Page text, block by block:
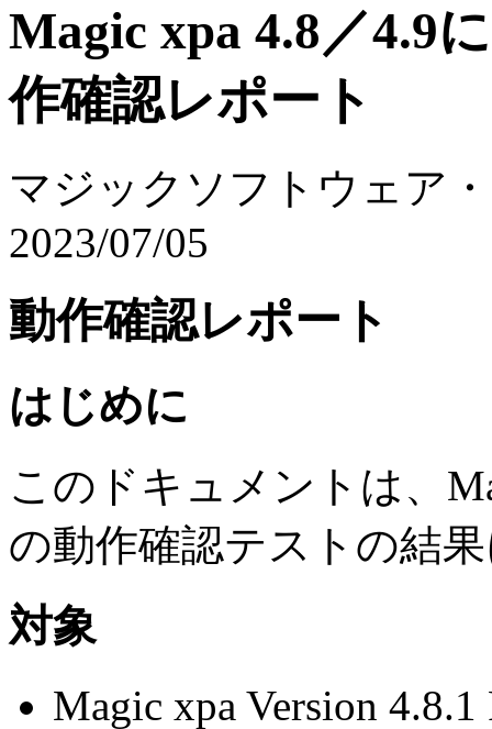
Magic xpa 4.8／4.9
作確認レポート
マジックソフトウェア
2023/07/05
動作確認レポート
はじめに
このドキュメントは、
の動作確認テストの結
対象
Magic xpa Version